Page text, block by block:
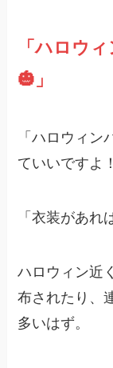
「ハロウ
🎃」
「ハロウィ
ていいですよ
「衣装があれ
ハロウィン近
布されたり、
多いはず。